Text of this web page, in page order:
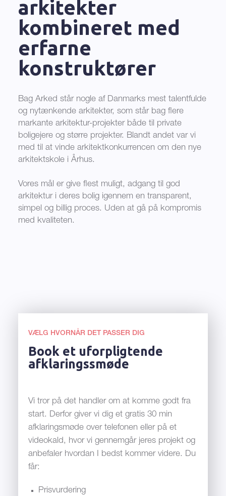
arkitekter
kombineret med
erfarne
konstruktører
Bag Arked står nogle af Danmarks mest talentfulde
og nytænkende arkitekter, som står bag flere
markante arkitektur-projekter både til private
boligejere og større projekter. Blandt andet var vi
med til at vinde arkitektkonkurrencen om den nye
arkitektskole i Århus.
Vores mål er give flest muligt, adgang til god
arkitektur i deres bolig igennem en transparent,
simpel og billig proces. Uden at gå på kompromis
med kvaliteten.
VÆLG HVORNÅR DET PASSER DIG
Book et uforpligtende
afklaringssmøde
Vi tror på det handler om at komme godt fra
start. Derfor giver vi dig et gratis 30 min
afklaringsmøde over telefonen eller på et
videokald, hvor vi gennemgår jeres projekt og
anbefaler hvordan I bedst kommer videre. Du
får:
Prisvurdering